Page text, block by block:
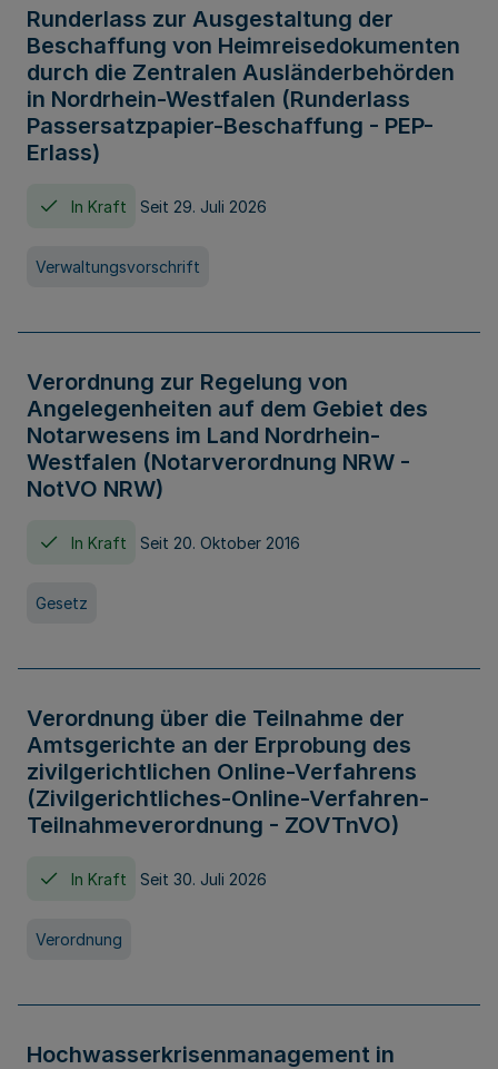
Runderlass zur Ausgestaltung der
Beschaffung von Heimreisedokumenten
durch die Zentralen Ausländerbehörden
in Nordrhein-Westfalen (Runderlass
Passersatzpapier-Beschaffung - PEP-
Erlass)
In Kraft Seit 29. Juli 2026
Verwaltungsvorschrift
Verordnung zur Regelung von
Angelegenheiten auf dem Gebiet des
Notarwesens im Land Nordrhein-
Westfalen (Notarverordnung NRW -
NotVO NRW)
In Kraft Seit 20. Oktober 2016
Gesetz
Verordnung über die Teilnahme der
Amtsgerichte an der Erprobung des
zivilgerichtlichen Online-Verfahrens
(Zivilgerichtliches-Online-Verfahren-
Teilnahmeverordnung - ZOVTnVO)
In Kraft Seit 30. Juli 2026
Verordnung
Hochwasserkrisenmanagement in